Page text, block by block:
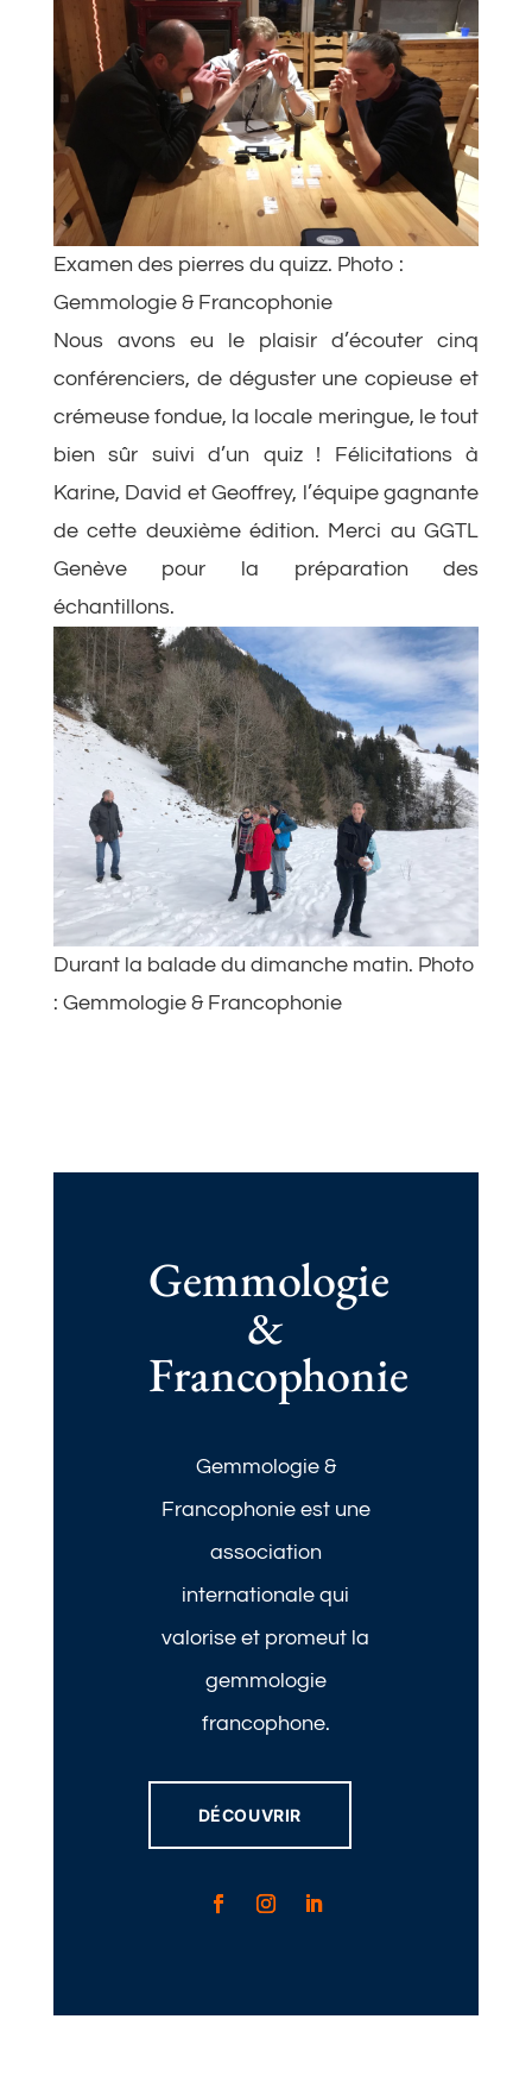
Examen des pierres du quizz. Photo :
Gemmologie & Francophonie
Nous avons eu le plaisir d’écouter cinq
conférenciers, de déguster une copieuse et
crémeuse fondue, la locale meringue, le tout
bien sûr suivi d’un quiz ! Félicitations à
Karine, David et Geoffrey, l’équipe gagnante
de cette deuxième édition. Merci au GGTL
Genève pour la préparation des
échantillons.
Durant la balade du dimanche matin. Photo
: Gemmologie & Francophonie
Gemmologie
&
Francophonie
Gemmologie &
Francophonie est une
association
internationale qui
valorise et promeut la
gemmologie
francophone.
DÉCOUVRIR